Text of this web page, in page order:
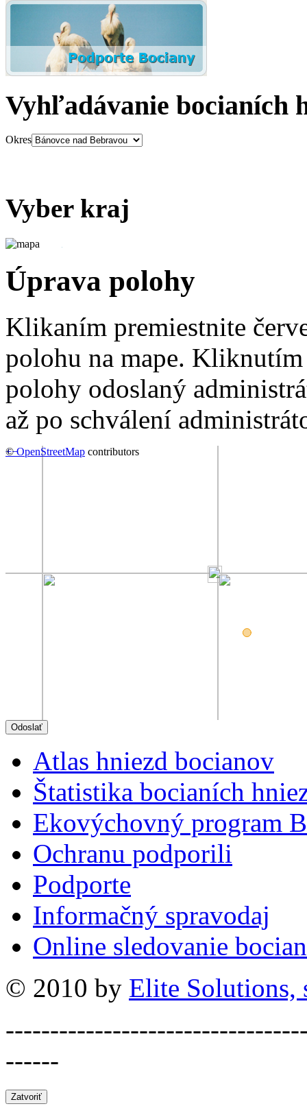
Vyhľadávanie bocianích
Okres
Vyber kraj
Úprava polohy
Klikaním premiestnite
polohu na mape.
polohy odoslaný
až po schválení
+−
©OpenStreetMap contributors
Atlas hniezd bocianov
Štatistika bocianích
Ekovýchovný program
Ochranu podporili
Podporte
Informačný spravodaj
Online sledovanie
© 2010 by Elite Solutions,
------